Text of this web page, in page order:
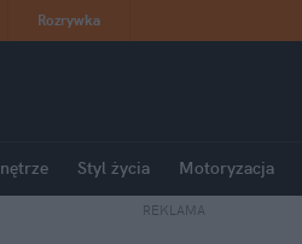
Rozrywka
Styl życia Motoryzacja
REKLAMA